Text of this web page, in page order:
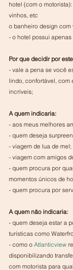
hotel (com o
vinhos, etc
o banheiro design com
- o hotel possui apenas
Por que decidir por
- vale a pena se você
lindo, confortável, com
incríveis;
A quem indicaria:
- aos meus melhores
- quem deseja
- viagem de lua de mel;
- viagem com amigos
- quem procura por
momentos únicos de
- quem procura por
A quem não indicaria:
- quem deseja estar a
turísticas como
- como o Atlanticview
disponibilizando
com motorista para